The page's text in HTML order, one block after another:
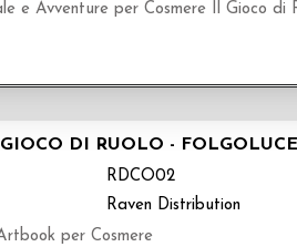
e Avventure per Cosmere Il Gioco di
DI RUOLO -
RDCO02
Raven Distribution
per Cosmere